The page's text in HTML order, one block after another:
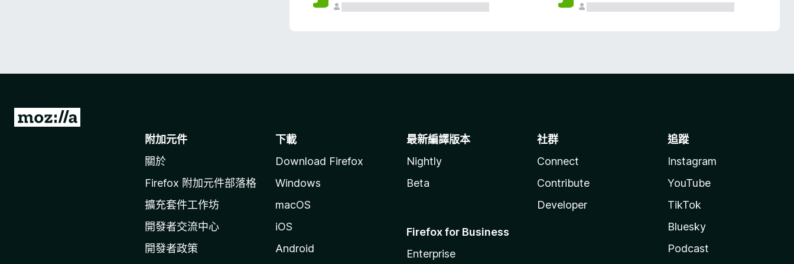
前
附加元件
關於
Firefox 附加元件部落格
擴充套件工作坊
開發者交流中心
開發者政策
下載
Download Firefox
Windows
macOS
iOS
Android
最新編譯版本
Nightly
Beta
Firefox for Business
Enterprise
社群
Connect
Contribute
Developer
追蹤
Instagram
YouTube
TikTok
Bluesky
Podcast